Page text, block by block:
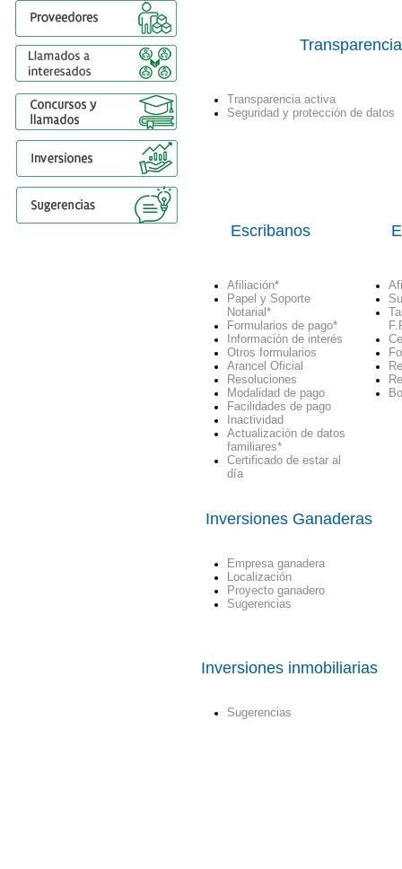
Transparencia
Transparencia activa
Seguridad y protección de datos
Escribanos
Afiliación*
Papel y Soporte
Notarial *
Formularios de pago*
Información de interés
Otros formularios
Arancel Oficial
Resoluciones
Modalidad de pago
Facilidades de pago
Inactividad
Actualización de datos
familiares*
Certificado de estar al
día
Inversiones Ganaderas
Empresa ganadera
Localización
Proyecto ganadero
Sugerencias
Inversiones inmobiliarias
Sugerencias